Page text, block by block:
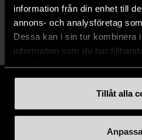
information från din enhet till
annons- och analysföretag
Dessa kan i sin tur kombinera
information som du har
Tillåt alla